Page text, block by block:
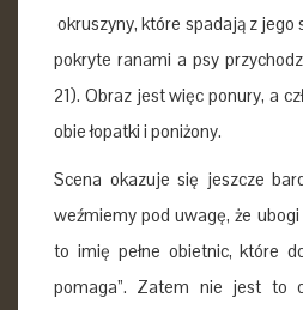
okruszyny, które spadają z jego
pokryte ranami a psy
21). Obraz jest więc ponury, a
obie łopatki i poniżony.
Scena okazuje się jeszcze
weźmiemy pod uwagę, że
to imię pełne obietnic, które
pomaga”. Zatem nie jest to